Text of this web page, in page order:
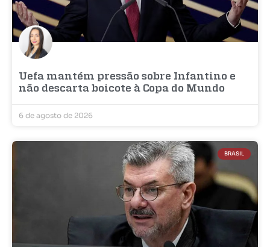
Uefa mantém pressão sobre Infantino e
não descarta boicote à Copa do Mundo
6 de agosto de 2026
BRASIL